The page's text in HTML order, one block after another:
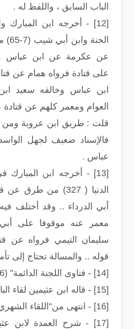
الباب السابق ، واللفظ له .
[12] - أخرجه ابن
عن عكرمة عن ابن عباس
على قتادة فرواه همام عن
ابن عباس وخالفه سعيد
العوام ومعمر كلهم عن
قلت : طريق ابن عروبة ومن
فالإسناد ضعيف لجهل
عباس .
[13] - أخرجه ابن المبارك
الدنيا ( 327) من
أبي الدرداء .. وقد أختلف
معمر عنه موقوفا على أبي
سليمان التيمي فرواه عن
قوله .. والمسالة تحتاج إلى
[14] - فتاوى اللجنة الدائمة" (6/ 237)
[15] - قاله ابن عثيمين لقاء الباب المفتوح
[16] - انتهى من"اللقاء الشهري" (24/ 18).